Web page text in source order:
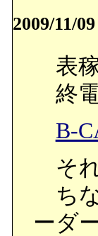
2009/11/09
表稼
終電
B-
それ
ちな
ーダ